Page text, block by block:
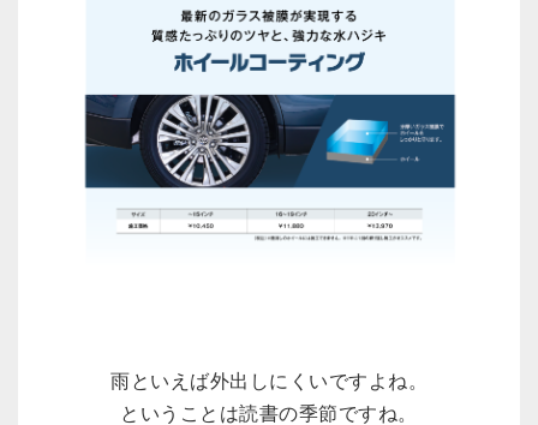
雨といえば外出しにくいですよね。
ということは読書の季節ですね。